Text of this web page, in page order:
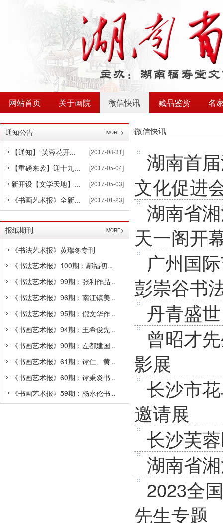
网站首页 关于画院 微信快讯 藏品鉴赏 名
通知公告 MORE>
【通知】“芙蓉花开... [2017-08-31]
【重磅来袭】迎十九... [2017-05-04]
新开设【文学天地】... [2017-05-03]
《书画艺术报》全新... [2017-01-23]
报纸期刊 MORE>
《书法艺术报》黄瑞冬专刊
《书法艺术报》100期：鄢福初...
《书法艺术报》99期：张利作品...
《书法艺术报》96期：南江镇美...
《书法艺术报》95期：倪文华作...
《书画艺术报》94期：王希俊先...
《书画艺术报》90期：左都建国...
《书画艺术报》61期：谭仁、黄...
《书画艺术报》60期：谭秉炎书...
《书画艺术报》59期：杨永伦书...
微信快讯
湖南首
文化促进
湖南省
天一阁开
广州国
彭崇谷书
丹青盛
曾昭才
影展
长沙市
邀请展
长沙芙
湖南省
2023全
先生专题